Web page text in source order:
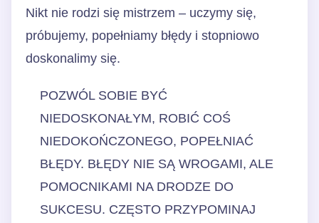
Nikt nie rodzi się mistrzem – uczymy się,
próbujemy, popełniamy błędy i stopniowo
doskonalimy się.
POZWÓL SOBIE BYĆ
NIEDOSKONAŁYM, ROBIĆ COŚ
NIEDOKOŃCZONEGO, POPEŁNIAĆ
BŁĘDY. BŁĘDY NIE SĄ WROGAMI, ALE
POMOCNIKAMI NA DRODZE DO
SUKCESU. CZĘSTO PRZYPOMINAJ